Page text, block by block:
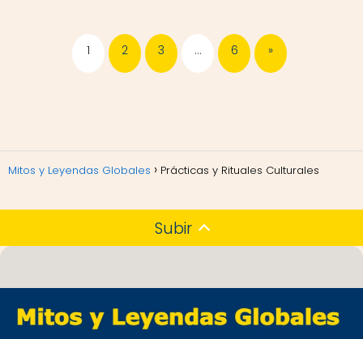
1 2 3 … 6 »
Mitos y Leyendas Globales Prácticas y Rituales Culturales
Subir